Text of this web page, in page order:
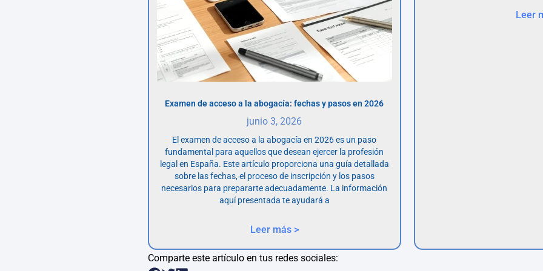
Examen de acceso a la abogacía: fechas y pasos en 2026
junio 3, 2026
El examen de acceso a la abogacía en 2026 es un paso
fundamental para aquellos que desean ejercer la profesión
legal en España. Este artículo proporciona una guía detallada
sobre las fechas, el proceso de inscripción y los pasos
necesarios para prepararte adecuadamente. La información
aquí presentada te ayudará a
Leer más >
Leer
Comparte este artículo en tus redes sociales: